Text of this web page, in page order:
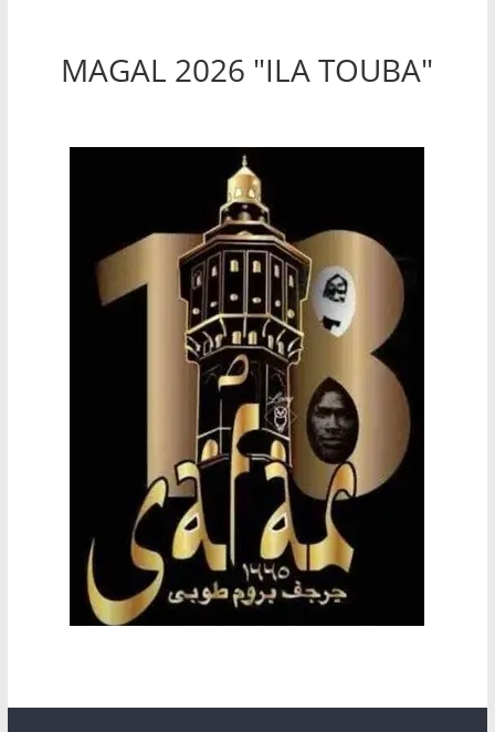
MAGAL 2026 "ILA TOUBA"